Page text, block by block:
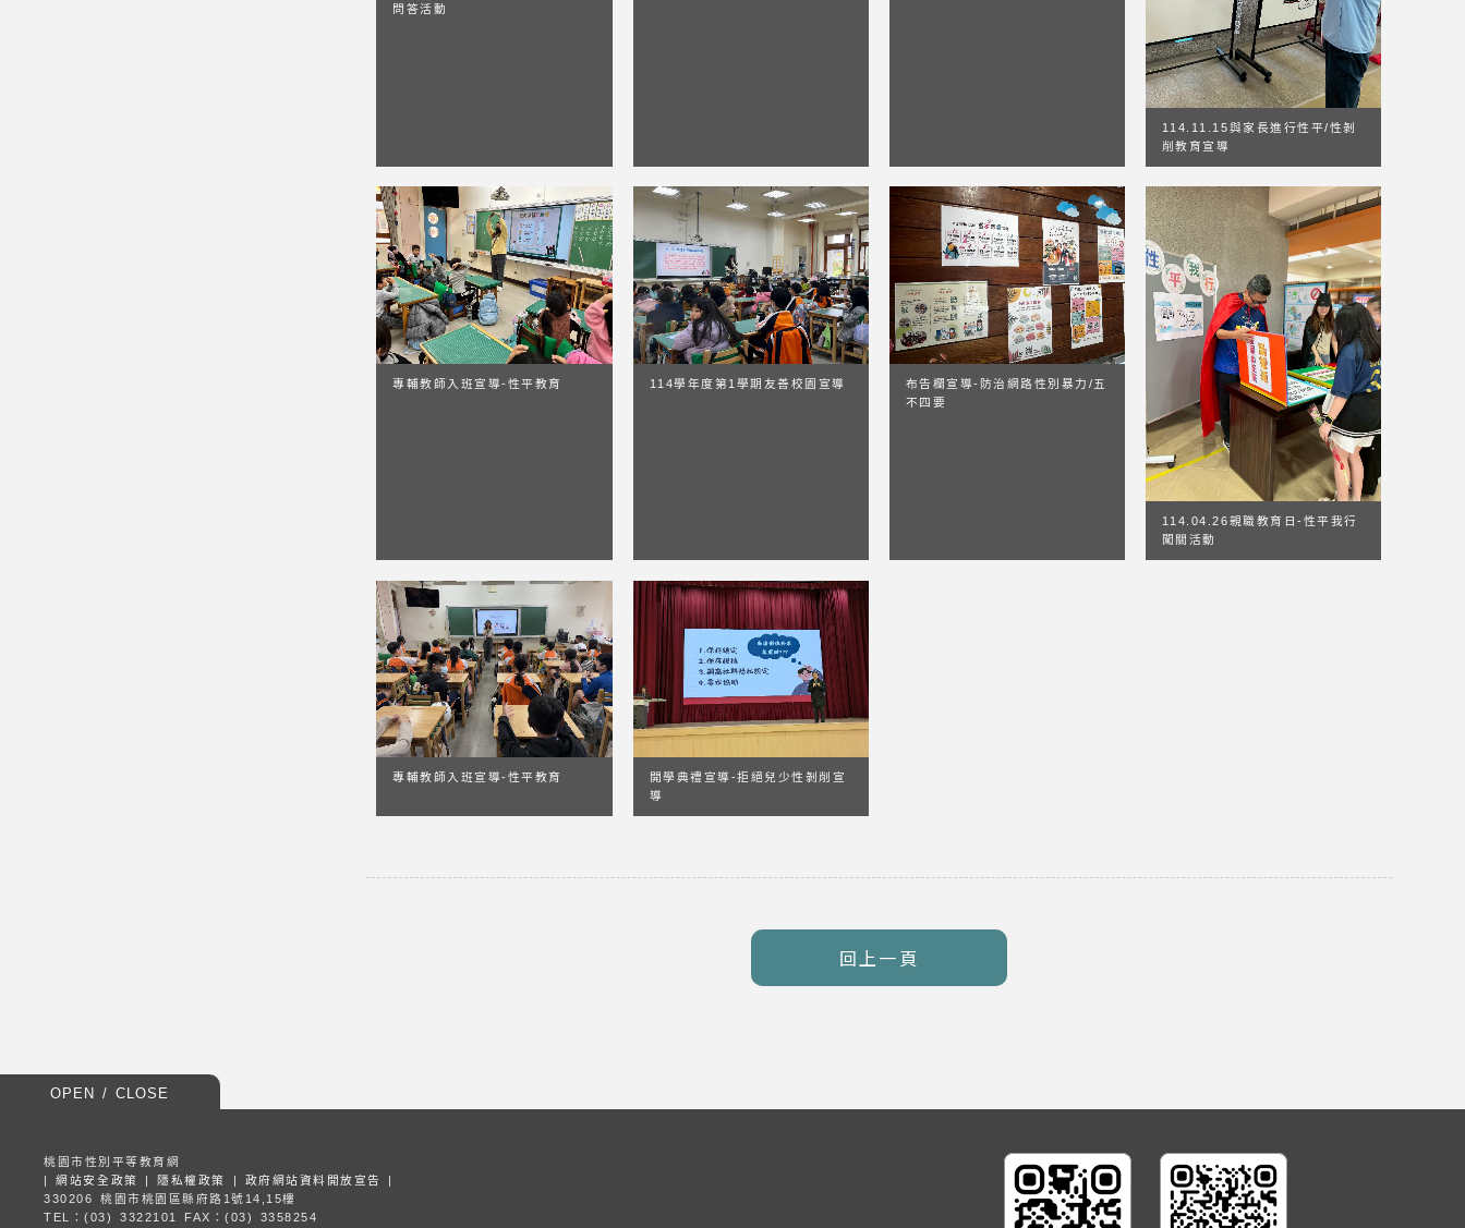
問答活動
114.11.15與家長進行性平/性剝
削教育宣導
專輔教師入班宣導-性平教育 114學年度第1學期友善校園宣導
布告欄宣導-防治網路性別暴力/五
不四要
114.04.26親職教育日-性平我行
闖關活動
專輔教師入班宣導-性平教育
開學典禮宣導-拒絕兒少性剝削宣
導
回上一頁
OPEN / CLOSE
桃園市性別平等教育網
|網站安全政策 | 隱私權政策 | 政府網站資料開放宣告
|
330206 桃園市桃園區縣府路1號14,15樓
TEL：(03) 3322101
FAX：(03) 3358254